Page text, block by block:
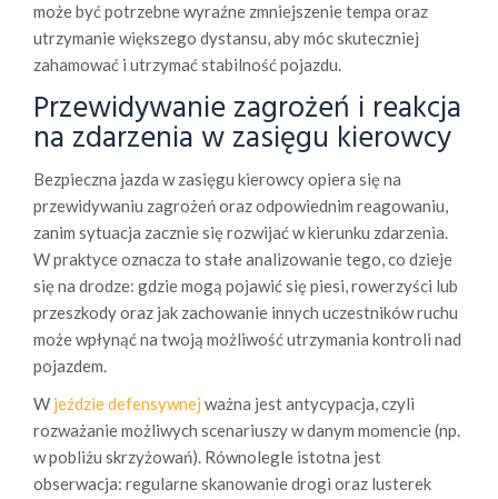
może być potrzebne wyraźne zmniejszenie tempa oraz
utrzymanie większego dystansu, aby móc skuteczniej
zahamować i utrzymać stabilność pojazdu.
Przewidywanie zagrożeń i reakcja
na zdarzenia w zasięgu kierowcy
Bezpieczna jazda w zasięgu kierowcy opiera się na
przewidywaniu zagrożeń oraz odpowiednim reagowaniu,
zanim sytuacja zacznie się rozwijać w kierunku zdarzenia.
W praktyce oznacza to stałe analizowanie tego, co dzieje
się na drodze: gdzie mogą pojawić się piesi, rowerzyści lub
przeszkody oraz jak zachowanie innych uczestników ruchu
może wpłynąć na twoją możliwość utrzymania kontroli nad
pojazdem.
W jeździe defensywnej ważna jest antycypacja, czyli
rozważanie możliwych scenariuszy w danym momencie (np.
w pobliżu skrzyżowań). Równolegle istotna jest
obserwacja: regularne skanowanie drogi oraz lusterek